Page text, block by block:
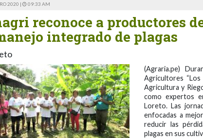
2020 | 09:33 AM
reconoce a productores
integrado de plagas
(Agraria.pe)
Agricultores
Agricultura y
como expertos
Loreto. Las
enfocadas a
reducir las
plagas en sus